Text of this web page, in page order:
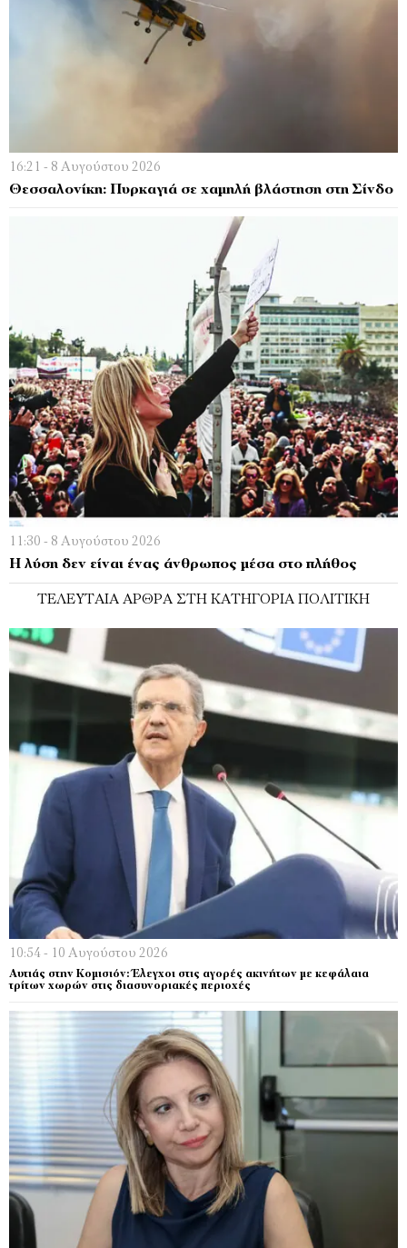
16:21 - 8 Αυγούστου 2026
Θεσσαλονίκη: Πυρκαγιά σε χαμηλή βλάστηση στη Σίνδο
11:30 - 8 Αυγούστου 2026
Η λύση δεν είναι ένας άνθρωπος μέσα στο πλήθος
ΤΕΛΕΥΤΑΊΑ ΆΡΘΡΑ ΣΤΗ ΚΑΤΗΓΟΡΊΑ ΠΟΛΙΤΙΚΉ
10:54 - 10 Αυγούστου 2026
Αυτιάς στην Κομισιόν: Έλεγχοι στις αγορές ακινήτων με κεφάλαια
τρίτων χωρών στις διασυνοριακές περιοχές